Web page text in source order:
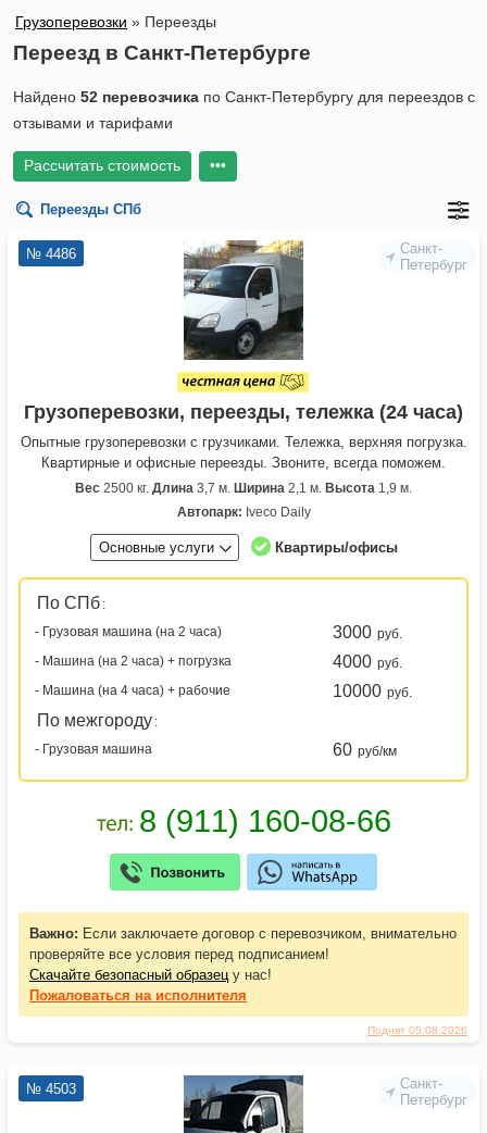
Грузоперевозки » Переезды
Переезд в Санкт-Петербурге
Найдено 52 перевозчика по Санкт-Петербургу для переездов с
отзывами и тарифами
Рассчитать стоимость •••
Переезды СПб
Санкт-
Петербург
Поднят 05.08.2026
№ 4486
Грузоперевозки, переезды, тележка (24 часа)
Опытные грузоперевозки с грузчиками. Тележка, верхняя погрузка.
Квартирные и офисные переезды. Звоните, всегда поможем.
Вес 2500 кг. Длина 3,7 м. Ширина 2,1 м. Высота 1,9 м.
Автопарк: Iveco Daily
Основные услуги Квартиры/офисы
По СПб :
- Грузовая машина (на 2 часа)
3000 руб.
- Машина (на 2 часа) + погрузка
4000 руб.
- Машина (на 4 часа) + рабочие
10000 руб.
По межгороду :
- Грузовая машина
60 руб/км
Важно: Если заключаете договор с перевозчиком, внимательно
проверяйте все условия перед подписанием!
Скачайте безопасный образецу нас!
Пожаловаться на исполнителя
Санкт-
Петербург
№ 4503